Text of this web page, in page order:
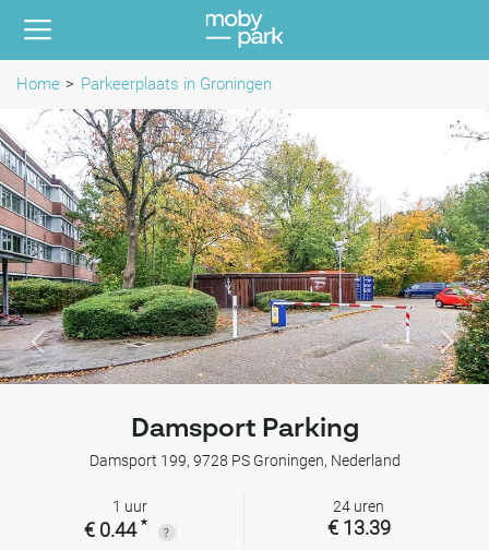
Home Parkeerplaats in Groningen
Damsport Parking
Damsport 199, 9728 PS Groningen, Nederland
1 uur
€ 0.44 *
24 uren
€ 13.39